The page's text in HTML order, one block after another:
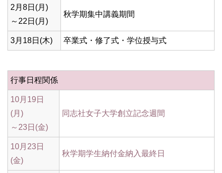
2月8日(月)
～22日(月)
秋学期集中講義期間
3月18日(木) 卒業式・修了式・学位授与式
行事日程関係
10月19日
(月)
～23日(金)
同志社女子大学創立記念週間
10月23日
(金)
秋学期学生納付金納入最終日